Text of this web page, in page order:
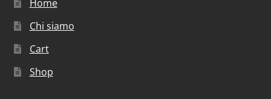
Home
Chi siamo
Cart
Shop